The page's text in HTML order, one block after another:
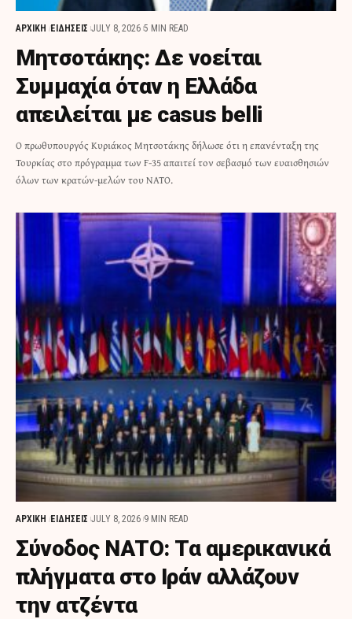
ΑΡΧΙΚΗ ΕΙΔΗΣΕΙΣ JULY 8, 2026 5 MIN READ
Μητσοτάκης: Δε νοείται
Συμμαχία όταν η Ελλάδα
απειλείται με casus belli
Ο πρωθυπουργός Κυριάκος Μητσοτάκης δήλωσε ότι η επανένταξη της
Τουρκίας στο πρόγραμμα των F-35 απαιτεί τον σεβασμό των ευαισθησιών
όλων των κρατών-μελών του ΝΑΤΟ.
ΑΡΧΙΚΗ ΕΙΔΗΣΕΙΣ JULY 8, 2026 9 MIN READ
Σύνοδος ΝΑΤΟ: Τα αμερικανικά
πλήγματα στο Ιράν αλλάζουν
την ατζέντα